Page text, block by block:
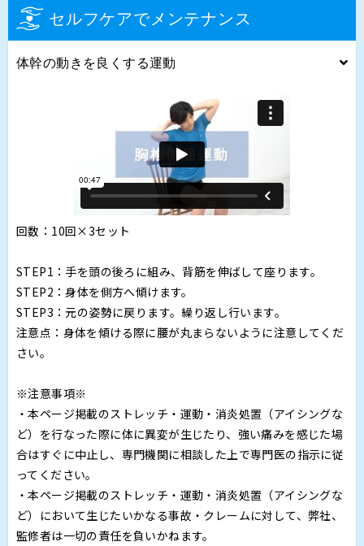
セルフケアでメンテナンス
体幹の動きを良くする運動
回数：10回×3セット
STEP1：手を頭の後ろに組み、背筋を伸ばして座ります。
STEP2：身体を側方へ傾けます。
STEP3：元の姿勢に戻ります。繰り返し行います。
注意点：身体を傾ける際に腰が丸まらないように注意してくだ
さい。
※注意事項※
・本ページ掲載のストレッチ・運動・消炎処置（アイシングな
ど）を行なった際に体に異変が生じたり、強い痛みを感じた場
合はすぐに中止し、専門機関に相談した上で専門医の指示に従
ってください。
・本ページ掲載のストレッチ・運動・消炎処置（アイシングな
ど）において生じたいかなる事故・クレームに対して、弊社、
監修者は一切の責任を負いかねます。